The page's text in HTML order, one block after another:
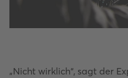
„Nicht wirklich“, sagt der